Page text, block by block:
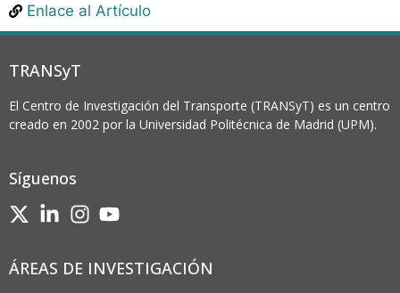
Enlace al Artículo
TRANSyT
El Centro de Investigación del Transporte (TRANSyT) es un centro
creado en 2002 por la Universidad Politécnica de Madrid (UPM).
Síguenos
ÁREAS DE INVESTIGACIÓN